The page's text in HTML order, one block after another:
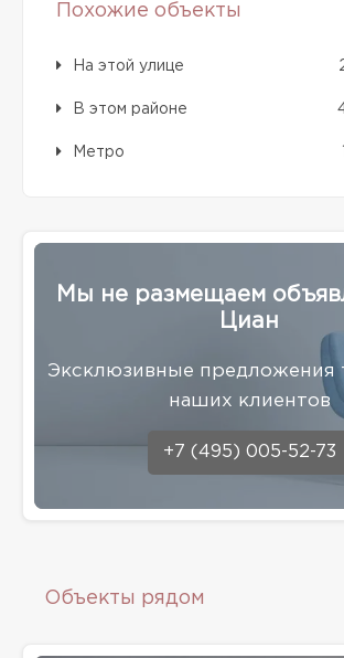
Похожие объекты
На этой улице
В этом районе
Метро
Мы не размещаем
Циан
Эксклюзивные предложения
наших клиентов
+7 (495) 005-52-73
Объекты рядом